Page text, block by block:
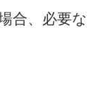
合、必要な